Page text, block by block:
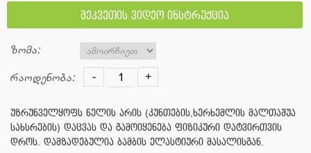
შეკვეთის ვიდეო ინსტრუქცია
ზომა:
რაოდენობა: - +
უზრუნველყოფს წელის არის (კუნთების,ხერხემლის მალთაშუა
სახსრების) დაცვას და გამოიყენება ფიზიკური დატვირთვის
დროს. დამზადებულია ბამბის ელასტიური მასალისგან.